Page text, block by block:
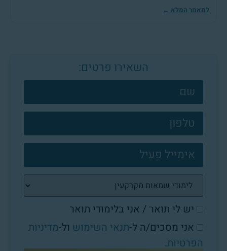
למאמר המלא ←
השאירו פרטים:
צרו
קשר
פוטר
יש לי תואר / אני בלימודי תואר
אני מסכים/ה ל-תנאי השימוש ול-מדיניות
הפרטיות.